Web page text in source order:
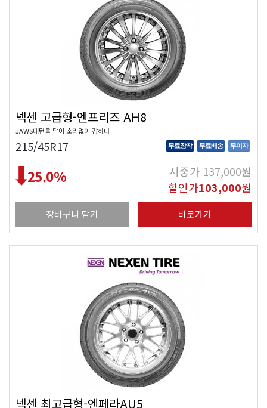
넥센 고급형-엔프리즈 AH8
JAWS패턴을 담아 소리없이 강하다
215/45R17 무료장착 무료배송 무이자
25.0% 시중가137,000원
할인가103,000원
장바구니 담기 바로가기
넥센 최고급형-엔페라AU5